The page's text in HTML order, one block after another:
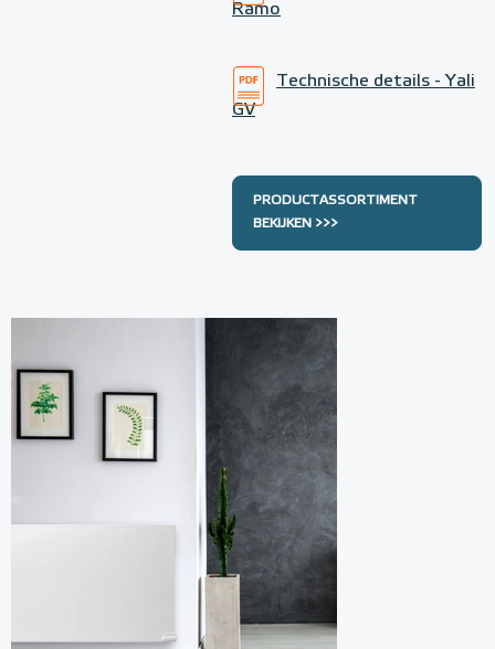
Ramo
Technische details - Yali
GV
PRODUCTASSORTIMENT
BEKIJKEN >>>